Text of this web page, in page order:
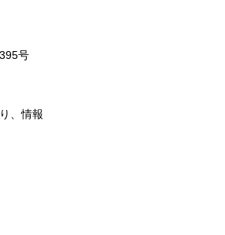
号
、情報